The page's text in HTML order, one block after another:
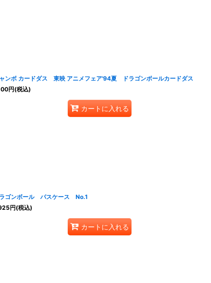
ンボ カードダス 東映 アニメフェア'94夏 ドラゴンボールカードダス
円(税込)
カートに入れる
ラゴンボール パスケース No.1
円(税込)
カートに入れる